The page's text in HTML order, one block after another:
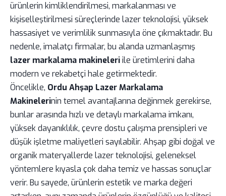
ürünlerin kimliklendirilmesi, markalanması ve
kişiselleştirilmesi süreçlerinde lazer teknolojisi, yüksek
hassasiyet ve verimlilik sunmasıyla öne çıkmaktadır. Bu
nedenle, imalatçı firmalar, bu alanda uzmanlaşmış
lazer markalama makineleriile üretimlerini daha
modern ve rekabetçi hale getirmektedir.
Öncelikle, Ordu Ahşap Lazer Markalama
Makinelerinin temel avantajlarına değinmek gerekirse,
bunlar arasında hızlı ve detaylı markalama imkanı,
yüksek dayanıklılık, çevre dostu çalışma prensipleri ve
düşük işletme maliyetleri sayılabilir. Ahşap gibi doğal ve
organik materyallerde lazer teknolojisi, geleneksel
yöntemlere kıyasla çok daha temiz ve hassas sonuçlar
verir. Bu sayede, ürünlerin estetik ve marka değeri